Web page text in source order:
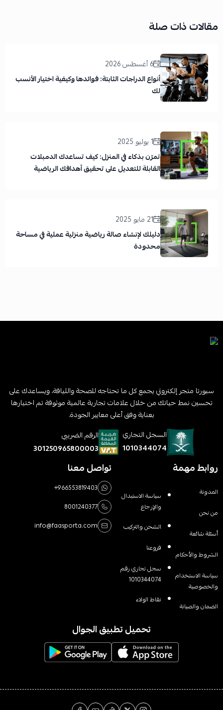
مقالات ذات صلة
6 أغسطس 2026
أنواع الدراجات الثابتة: فوائدها وكيفية اختيار الأنسب
لك
1 يوليو 2025
تمرّن بذكاء في المنزل: كيف تساعدك الدمبلات
القابلة للتعديل على تحقيق أهدافك الرياضية
21 مايو 2025
دليلك لإنشاء صالة رياضية منزلية عملية في مساحة
محدودة
سبورتا متجر إلكتروني يجمع كل ما تحتاجه للصحة واللياقة، ويساعدك على
تحسين نمط حياتك من خلال علامات تجارية عالمية موثوقة تم اختيارها
بعناية وفق أعلى معايير الجودة.
السجل التجاري
1010344074
الرقم الضريبي
301250965800003
روابط مهمة
المدونة
من نحن
أسئلة شائعة
الشروط والأحكام
سياسة الاستخدام
والخصوصية
الضمان والصيانة
سياسة الاستبدال
والإرجاع
الشحن والتركيب
فروعنا
سجل تجاري رقم
1010344074
نقاط الولاء
تواصل معنا
+966553819403
8001240377
info@faasporta.com
تحميل تطبيق الجوال